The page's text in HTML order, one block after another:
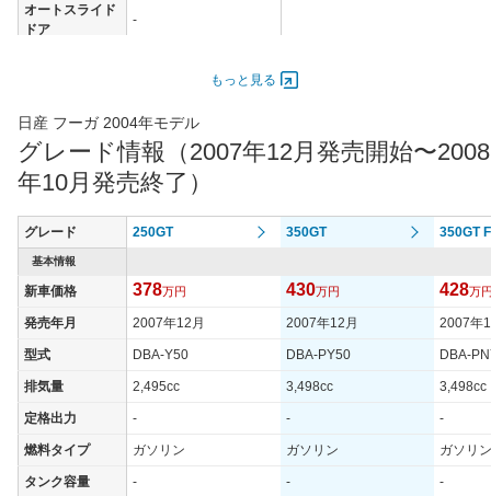
オートスライド
ドア
-
164.00 [223]/ 6,800
最高トルク 263 [26.8]/ 4,800
過給機 -
タイヤ
(前)
245/40R19 94W
タイヤサイズ
(後)
街地)
-
WLTCモード(郊
外)
WLTCモード(高
-
もっと見る
日産 フーガ 2004年モデル
グレード情報（2007年12月発売開始〜2008
年10月発売終了）
グレード 250GT 350GT 350GT
基本情報
新車価格 378万円 430万円 428万
発売年月 2007年12月 2007年12月 2007年
型式 DBA-Y50 DBA-PY50 DBA-
排気量 2,495cc 3,498cc 3,498cc
定格出力 - - -
燃料タイプ ガソリン ガソリン ガソリン
タンク容量 - - -